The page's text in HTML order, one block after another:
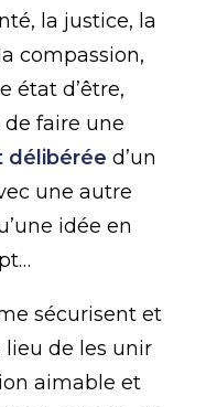
la justice, la
compassion,
état d’être,
de faire une
délibérée d’un
une autre
idée en
sécurisent et
lieu de les unir
aimable et